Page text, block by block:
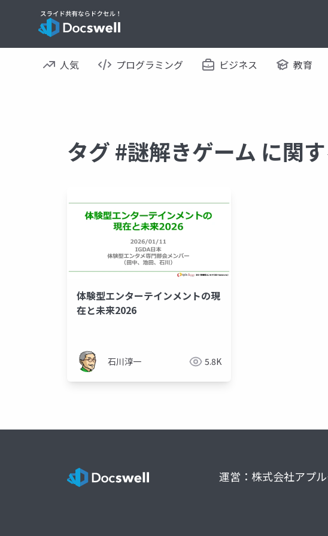
人気 プログラミング ビジネス 教育
タグ #謎解きゲーム に関
体験型エンターテインメントの現
在と未来2026
石川淳一 5.8K
運営：株式会社アプ